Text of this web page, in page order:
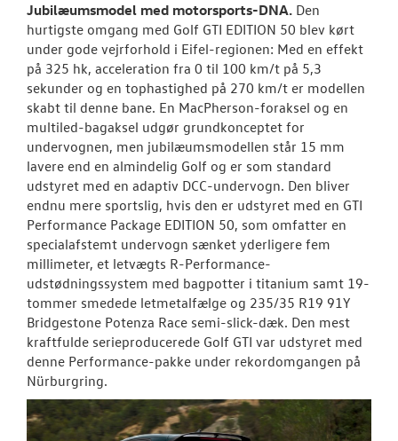
Jubilæumsmodel med motorsports-DNA. Den
hurtigste omgang med Golf GTI EDITION 50 blev kørt
under gode vejrforhold i Eifel-regionen: Med en effekt
på 325 hk, acceleration fra 0 til 100 km/t på 5,3
sekunder og en tophastighed på 270 km/t er modellen
skabt til denne bane. En MacPherson-foraksel og en
multiled-bagaksel udgør grundkonceptet for
undervognen, men jubilæumsmodellen står 15 mm
lavere end en almindelig Golf og er som standard
udstyret med en adaptiv DCC-undervogn. Den bliver
endnu mere sportslig, hvis den er udstyret med en GTI
Performance Package EDITION 50, som omfatter en
specialafstemt undervogn sænket yderligere fem
millimeter, et letvægts R-Performance-
udstødningssystem med bagpotter i titanium samt 19-
tommer smedede letmetalfælge og 235/35 R19 91Y
Bridgestone Potenza Race semi-slick-dæk. Den mest
kraftfulde serieproducerede Golf GTI var udstyret med
denne Performance-pakke under rekordomgangen på
Nürburgring.